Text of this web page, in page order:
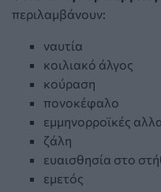
περιλαμβάνουν:
ναυτία
κοιλιακό άλγος
κούραση
πονοκέφαλο
εμμηνορροϊκές
ζάλη
ευαισθησία στο
εμετός